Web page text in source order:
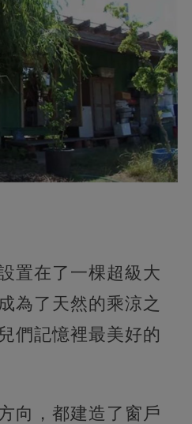
置在了一棵超級大
為了天然的乘涼之
們記憶裡最美好的
向，都建造了窗戶